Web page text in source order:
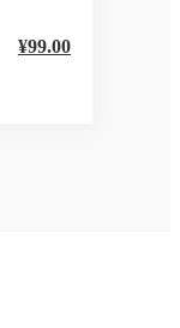
¥99.00